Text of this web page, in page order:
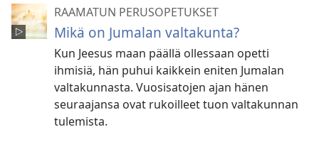
RAAMATUN PERUSOPETUKSET
Mikä on Jumalan valtakunta?
Kun Jeesus maan päällä ollessaan opetti
ihmisiä, hän puhui kaikkein eniten Jumalan
valtakunnasta. Vuosisatojen ajan hänen
seuraajansa ovat rukoilleet tuon valtakunnan
tulemista.